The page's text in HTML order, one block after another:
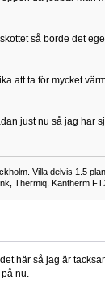
så borde det
att ta för mycket
just nu så jag har
Villa delvis 1.5
Thermiq, Kantherm
här så jag är
nu.